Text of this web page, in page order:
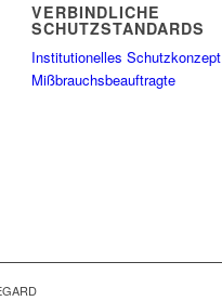
VERBINDLICHE
SCHUTZSTANDARDS
Institutionelles Schutzkonzept
Mißbrauchsbeauftragte